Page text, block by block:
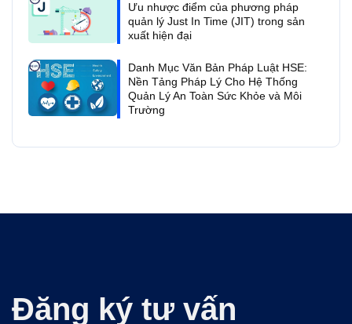
Ưu nhược điểm của phương pháp
quản lý Just In Time (JIT) trong sản
xuất hiện đại
Danh Mục Văn Bản Pháp Luật HSE:
Nền Tảng Pháp Lý Cho Hệ Thống
Quản Lý An Toàn Sức Khỏe và Môi
Trường
Đăng ký tư vấn